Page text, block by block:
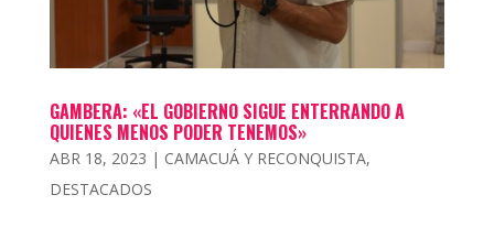
GAMBERA: «EL GOBIERNO SIGUE ENTERRANDO A
QUIENES MENOS PODER TENEMOS»
ABR 18, 2023 | CAMACUÁ Y RECONQUISTA,
DESTACADOS